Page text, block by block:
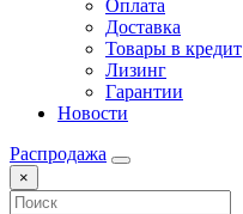
Оплата
Доставка
Товары в кредит
Лизинг
Гарантии
Новости
Распродажа
×